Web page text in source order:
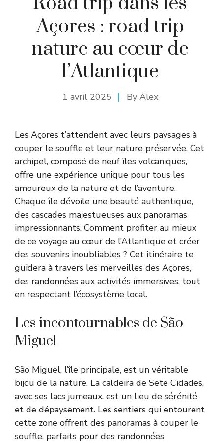
Açores : road trip
nature au cœur de
l’Atlantique
1 avril 2025 By Alex
Les Açores t’attendent avec leurs paysages à
couper le souffle et leur nature préservée. Cet
archipel, composé de neuf îles volcaniques,
offre une expérience unique pour tous les
amoureux de la nature et de l’aventure.
Chaque île dévoile une beauté authentique,
des cascades majestueuses aux panoramas
impressionnants. Comment profiter au mieux
de ce voyage au cœur de l’Atlantique et créer
des souvenirs inoubliables ? Cet itinéraire te
guidera à travers les merveilles des Açores,
des randonnées aux activités immersives, tout
en respectant l’écosystème local.
Les incontournables de São
Miguel
São Miguel, l’île principale, est un véritable
bijou de la nature. La caldeira de Sete Cidades,
avec ses lacs jumeaux, est un lieu de sérénité
et de dépaysement. Les sentiers qui entourent
cette zone offrent des panoramas à couper le
souffle, parfaits pour des randonnées